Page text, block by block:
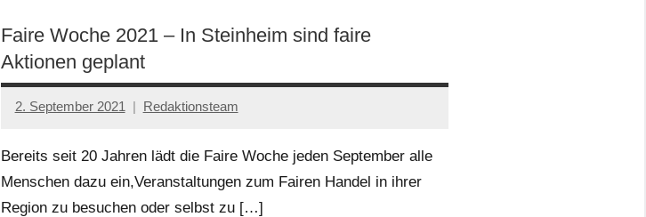
Faire Woche 2021 – In Steinheim sind faire
Aktionen geplant
2. September 2021 Redaktionsteam
Bereits seit 20 Jahren lädt die Faire Woche jeden September alle
Menschen dazu ein,Veranstaltungen zum Fairen Handel in ihrer
Region zu besuchen oder selbst zu […]